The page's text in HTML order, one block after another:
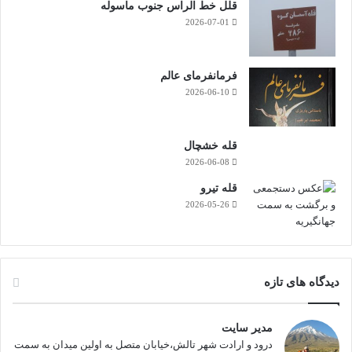
قلل خط الراس جنوب ماسوله
2026-07-01
فرمانفرمای عالم
2026-06-10
قله خشچال
2026-06-08
قله تیرو
2026-05-26
دیدگاه های تازه
مدیر سایت
درود و ارادت شهر تالش،خیابان متصل به اولین میدان به سمت